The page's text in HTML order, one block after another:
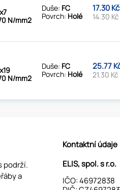
N/mm2
Duše: FC
Povrch: Holé
17.30
14.30
N/mm2
Duše: FC
Povrch: Holé
25.77
21.30
podrží.
a
Kontaktní údaje
ELIS, spol. s r.o.
IČO: 46972838